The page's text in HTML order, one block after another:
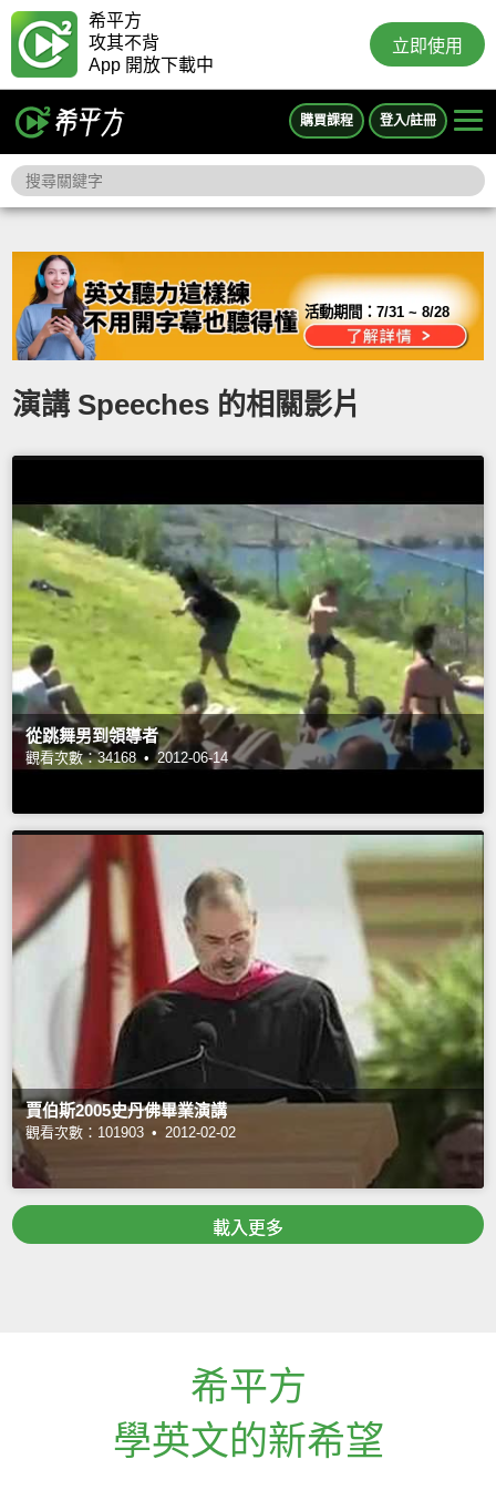
希平方
攻其不背
App 開放下載中
立即使用
購買課程 登入/註冊
活動期間：7/31 ~ 8/28
演講 Speeches 的相關影片
從跳舞男到領導者
觀看次數：34168 • 2012-06-14
賈伯斯2005史丹佛畢業演講
觀看次數：101903 • 2012-02-02
載入更多
希平方
學英文的新希望